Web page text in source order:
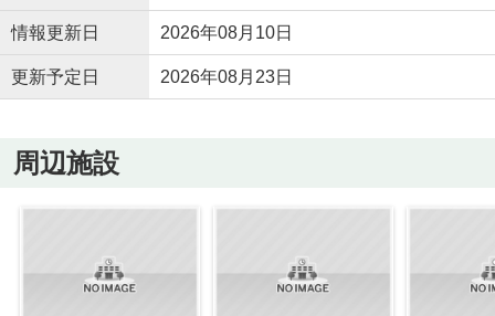
情報更新日 2026年08月10日
更新予定日 2026年08月23日
周辺施設